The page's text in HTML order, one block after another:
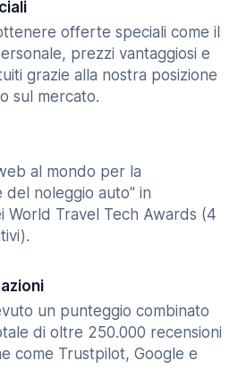
offerte speciali come il
prezzi vantaggiosi e
grazie alla nostra posizione
sul mercato.
al mondo per la
del noleggio auto" in
World Travel Tech Awards (4
un punteggio combinato
di oltre 250.000 recensioni
come Trustpilot, Google e